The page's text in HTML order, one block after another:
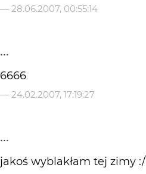
— 28.06.2007, 00:55:14
...
6666
— 24.02.2007, 17:19:27
...
jakoś wyblakłam tej zimy :/